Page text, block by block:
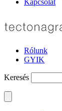
Rólunk
GYIK
Keresés